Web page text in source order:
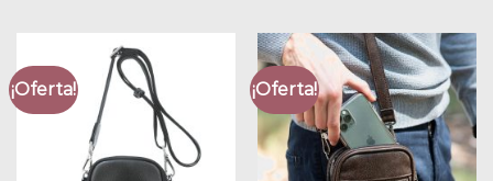
¡Oferta! ¡Oferta!